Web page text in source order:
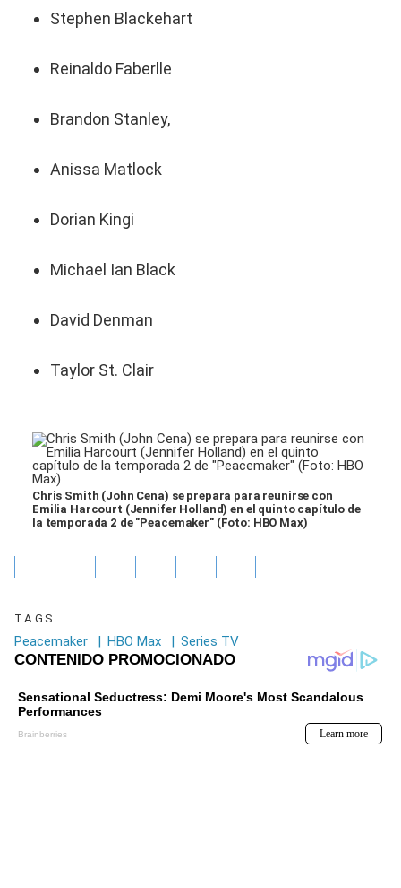
Stephen Blackehart
Reinaldo Faberlle
Brandon Stanley,
Anissa Matlock
Dorian Kingi
Michael Ian Black
David Denman
Taylor St. Clair
Chris Smith (John Cena) se prepara para reunirse con
Emilia Harcourt (Jennifer Holland) en el quinto capítulo de
la temporada 2 de "Peacemaker" (Foto: HBO Max)
TAGS
Peacemaker | HBO Max | Series TV